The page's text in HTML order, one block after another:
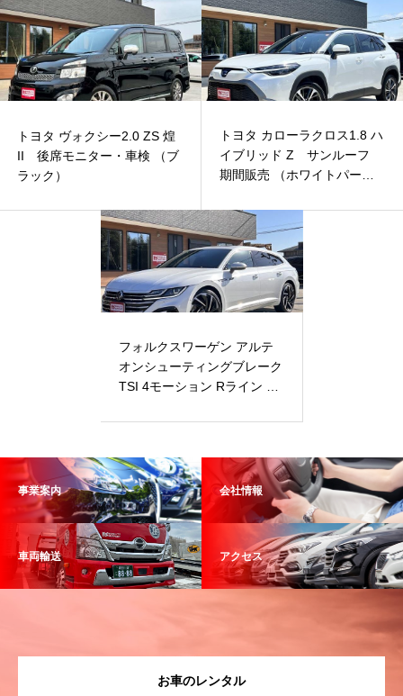
トヨタ ヴォクシー2.0 ZS 煌
II 後席モニター・車検 （ブ
ラック）
トヨタ カローラクロス1.8 ハ
イブリッド Z サンルーフ
期間販売 （ホワイトパー
フォルクスワーゲン アルテ
オンシューティングブレーク
TSI 4モーション Rライン ア
事業案内 会社情報
車両輸送 アクセス
お車のレンタル